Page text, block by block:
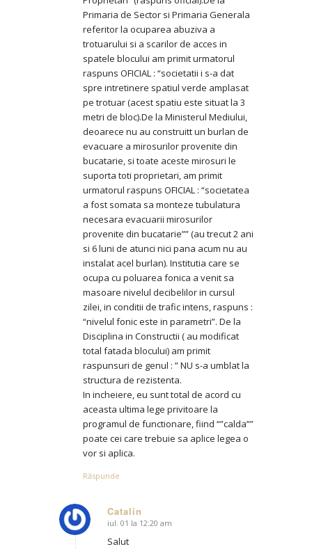
Primaria de Sector si Primaria Generala
referitor la ocuparea abuziva a
trotuarului si a scarilor de acces in
spatele blocului am primit urmatorul
raspuns OFICIAL : “societatii i s-a dat
spre intretinere spatiul verde amplasat
pe trotuar (acest spatiu este situat la 3
metri de bloc).De la Ministerul Mediului,
deoarece nu au construitt un burlan de
evacuare a mirosurilor provenite din
bucatarie, si toate aceste mirosuri le
suporta toti proprietari, am primit
urmatorul raspuns OFICIAL : “societatea
a fost somata sa monteze tubulatura
necesara evacuarii mirosurilor
provenite din bucatarie”” (au trecut 2 ani
si 6 luni de atunci nici pana acum nu au
instalat acel burlan). Institutia care se
ocupa cu poluarea fonica a venit sa
masoare nivelul decibelilor in cursul
zilei, in conditii de trafic intens, raspuns :
“nivelul fonic este in parametri”. De la
Disciplina in Constructii ( au modificat
total fatada blocului) am primit
raspunsuri de genul : ” NU s-a umblat la
structura de rezistenta.
In incheiere, eu sunt total de acord cu
aceasta ultima lege privitoare la
programul de functionare, fiind “”calda””
poate cei care trebuie sa aplice legea o
vor si aplica.
Răspunde
Catalin
says:
iul. 01 la 12:20 am
Salut